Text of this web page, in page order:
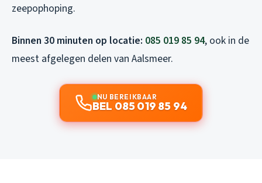
zeepophoping.
Binnen 30 minuten op locatie: 085 019 85 94, ook in de
meest afgelegen delen van Aalsmeer.
NU BEREIKBAAR
BEL 085 019 85 94